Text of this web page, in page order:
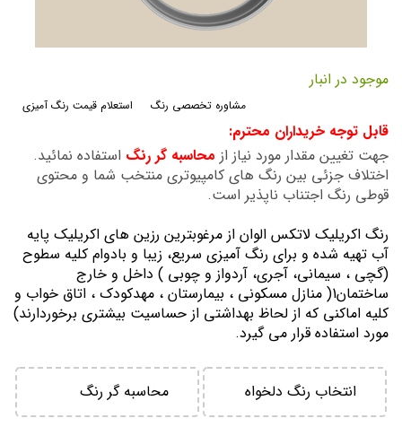
ابتدای
گالری
موجود در انبار
استعلام قیمت رنگ آمیزی مشاوره تخصصی رنگ
قابل توجه خریداران محترم:
جهت تغیین مقدار مورد نیاز از محاسبه گر رنگ استفاده نمائید.
اختلاف جزئی بین رنگ های کامپیوتری منتخب شما و محتوی
قوطی رنگ اجتناب ناپذیر است.
رنگ اكريليك لاتكس الوان از مرغوبترين رزين هاي اكريليك پايه
آب تهيه شده و برای رنگ آمیزی سریع، زیبا و بادوام کلیه سطوح
(گچی ، سیمانی، آجری، آردواز و چوبی ) داخل و خارج
ساختمان1( منازل مسكوني ، بيمارستان ، مهدكودك ، اتاق خواب و
كليه اماكني كه از لحاظ بهداشتي از حساسيت بيشتري برخوردارند)
مورد استفاده قرار می گیرد.
انتخاب رنگ دلخواه محاسبه گر رنگ